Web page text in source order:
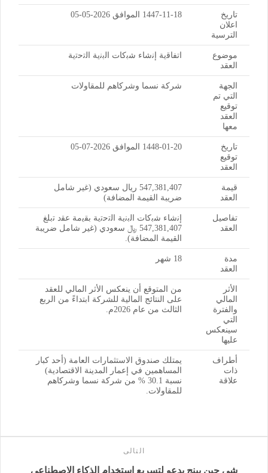
تاريخ
اعلان
الترسية
1447-11-18 الموافق 2026-05-05
موضوع
العقد
اﺗﻔﺎﻗﯾﺔ إﻧﺷﺎء ﺷﺑﻛﺎت اﻟﺑﻧﯾﺔ اﻟﺗﺣﺗﯾﺔ
الجهة
التي تم
توقيع
العقد
معها
شركة نسما وشركاهم للمقاولات
تاريخ
توقيع
العقد
1448-01-20 الموافق 2026-07-05
قيمة
العقد
547,381,407 ريال سعودي (غير شامل
ضريبة القيمة المضافة)
تفاصيل
العقد
إﻧﺷﺎء ﺷﺑﻛﺎت اﻟﺑﻧﯾﺔ اﻟﺗﺣﺗﯾﺔ ﺑﻘﯾﻣﺔ ﻋﻘد ﺗﺑﻠﻎ
547,381,407 ﷼ ﺳﻌودي (غير شامل ضريبة
القيمة المضافة).
مدة
العقد
18 شهر
الأثر
المالي
والفترة
التي
سينعكس
عليها
من المتوقع أن ينعكس الأثر المالي للعقد
على النتائج المالية للشركة ابتداءً من الربع
الثالث من عام 2026م.
أطراف
ذات
علاقة
يمتلك صندوق الاستثمارات العامة (أحد كبار
المساهمين في إعمار المدينة الاقتصادية)
نسبة 30.1 % من شركة نسما وشركاهم
للمقاولات.
التالى
شي جين بينج يدعو لتسريع استخدام الذكاء الاصطناعي